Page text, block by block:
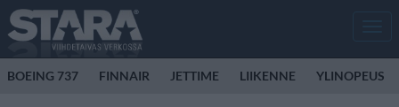
BOEING 737 FINNAIR JETTIME LIIKENNE YLINOPEUS